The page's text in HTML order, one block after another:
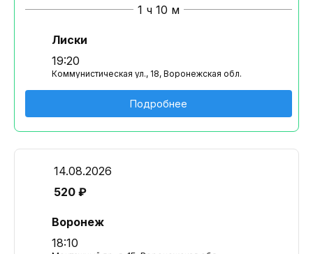
1 ч 10 м
Лиски
19:20
Коммунистическая ул., 18, Воронежская обл.
Подробнее
14.08.2026
520 ₽
Воронеж
18:10